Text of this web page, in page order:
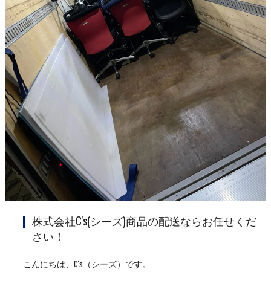
株式会社C's(シーズ)商品の配送ならお任せくだ
さい！
こんにちは、C's（シーズ）です。